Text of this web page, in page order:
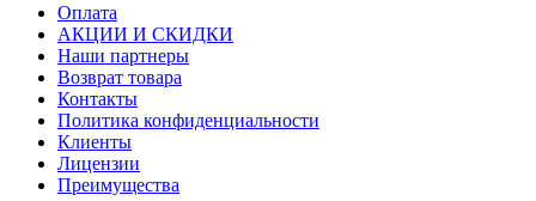
Оплата
АКЦИИ И СКИДКИ
Наши партнеры
Возврат товара
Контакты
Политика конфиденциальности
Клиенты
Лицензии
Преимущества